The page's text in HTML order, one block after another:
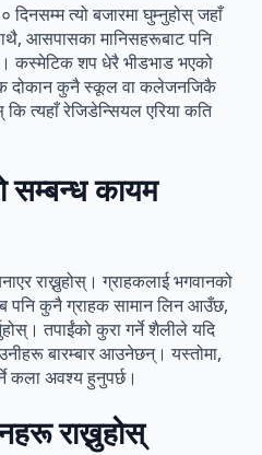
त्यो बजारमा घुम्नुहोस् जहाँ
आसपासका मानिसहरूबाट पनि
कस्मेटिक शप धेरै भीडभाड भएको
दोकान कुनै स्कूल वा कलेजनजिकै
त्यहाँ रेजिडेन्सियल एरिया कति
सम्बन्ध कायम
राख्नुहोस्। ग्राहकलाई भगवानको
पनि कुनै ग्राहक सामान लिन आउँछ,
तपाईंको कुरा गर्ने शैलीले यदि
बारम्बार आउनेछन्। यस्तोमा,
कला अवश्य हुनुपर्छ।
राख्नुहोस्